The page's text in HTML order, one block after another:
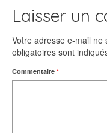
Laisser un
Votre adresse e-mail ne
obligatoires sont
Commentaire *